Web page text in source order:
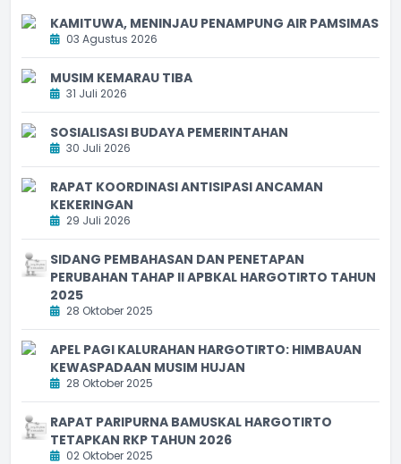
KAMITUWA, MENINJAU PENAMPUNG AIR PAMSIMAS
03 Agustus 2026
MUSIM KEMARAU TIBA
31 Juli 2026
SOSIALISASI BUDAYA PEMERINTAHAN
30 Juli 2026
RAPAT KOORDINASI ANTISIPASI ANCAMAN
KEKERINGAN
29 Juli 2026
SIDANG PEMBAHASAN DAN PENETAPAN
PERUBAHAN TAHAP II APBKAL HARGOTIRTO TAHUN
2025
28 Oktober 2025
APEL PAGI KALURAHAN HARGOTIRTO: HIMBAUAN
KEWASPADAAN MUSIM HUJAN
28 Oktober 2025
RAPAT PARIPURNA BAMUSKAL HARGOTIRTO
TETAPKAN RKP TAHUN 2026
02 Oktober 2025